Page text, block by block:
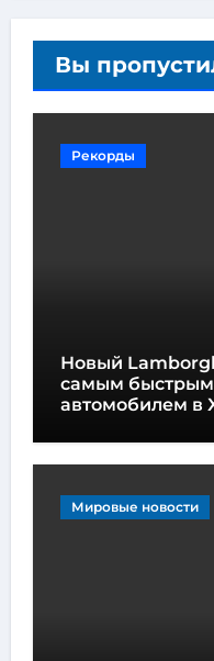
Вы
Рекорды
Новый
самым
автомобилем в
Мировые новости